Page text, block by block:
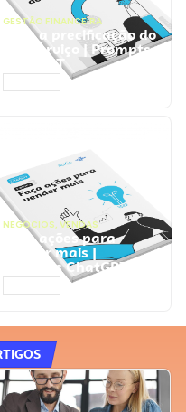
GESTÃO FINANCEIRA
Faça a precificação do
seu serviço | Prompts
ChatGPT
NEGÓCIOS, VENDAS
Faça ações para
vender mais |
Prompts ChatGPT